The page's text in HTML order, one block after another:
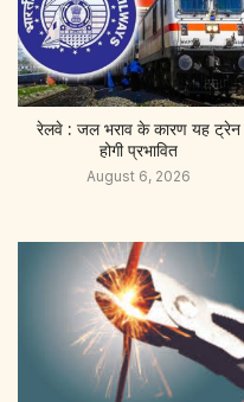
रेलवे : जल भराव के कारण यह ट्रेन
होगी प्रभावित
August 6, 2026